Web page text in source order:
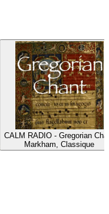
CALM RADIO - Gregorian
Markham, Classique